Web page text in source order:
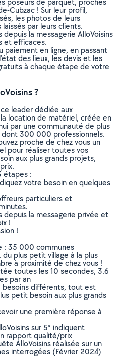
Cubzac ! Sur leur profil,
les photos de leurs
par leurs clients.
la messagerie AlloVoisins
et efficaces.
en ligne, en passant
des lieux, les devis et les
à chaque étape de votre
?
leader dédiée aux
location de matériel, créée en
par une communauté de plus
300 000 professionnels.
proche de chez vous un
pour réaliser toutes vos
aux plus grands projets,
étapes :
votre besoin en quelques
particuliers et
depuis la messagerie privée et
!
!
: 35 000 communes
plus petit village à la plus
à proximité de chez vous !
toutes les 10 secondes, 3.6
par an
différents, tout est
petit besoin aux plus grands
une première réponse à
sur 5* indiquent
rapport qualité/prix
AlloVoisins réalisée sur un
interrogées (Février 2024)